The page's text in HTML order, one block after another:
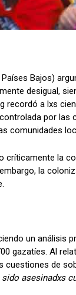
Bajos)
desigual,
recordó a lxs
por
comunidades
críticamente la
la
un análisis
gazatíes. Al
de
asesinadxs